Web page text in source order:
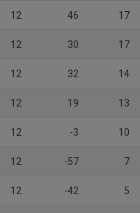
12 46 17
12 30 17
12 32 14
12 19 13
12 -3 10
12 -57 7
12 -42 5